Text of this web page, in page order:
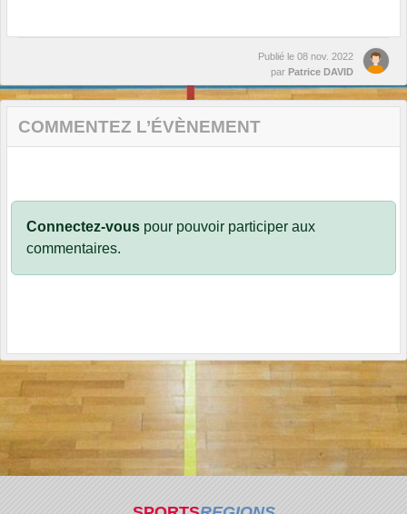
Publié le 08 nov. 2022
par Patrice DAVID
COMMENTEZ L’ÉVÈNEMENT
Connectez-vous pour pouvoir participer aux
commentaires.